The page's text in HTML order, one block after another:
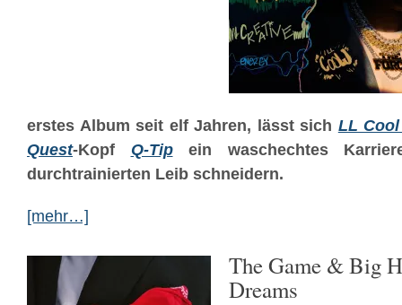
erstes Album seit elf Jahren, lässt sich LL
Quest-Kopf Q-Tipein waschechtes
durchtrainierten Leib schneidern.
[mehr…]
The Game & Big
Dreams